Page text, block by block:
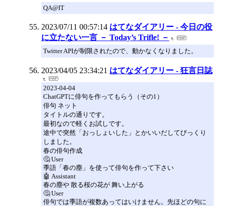
QA@IT
2023/07/11 00:57:14 はてなダイアリー - 今日の役
に立たない一言 － Today’s Trifle! －
Twitter APIが制限されたので、動かなくなりました。
2023/04/05 23:34:21 はてなダイアリー - 狂言日誌
2023-04-04
ChatGPTに俳句を作ってもらう（その1）
俳句 ネット
タイトルの通りです。
最初なので軽くお試しです。
途中で突然「おっしょいした」とかいいだしてびっくり
しました。
春の俳句作成
🤔 User
季語「春の塵」を使って俳句を作って下さい
🤖 Assistant
春の塵や 散る桜の花が 舞い上がる
🤔 User
俳句では季語が複数あってはいけません。先ほどの句に